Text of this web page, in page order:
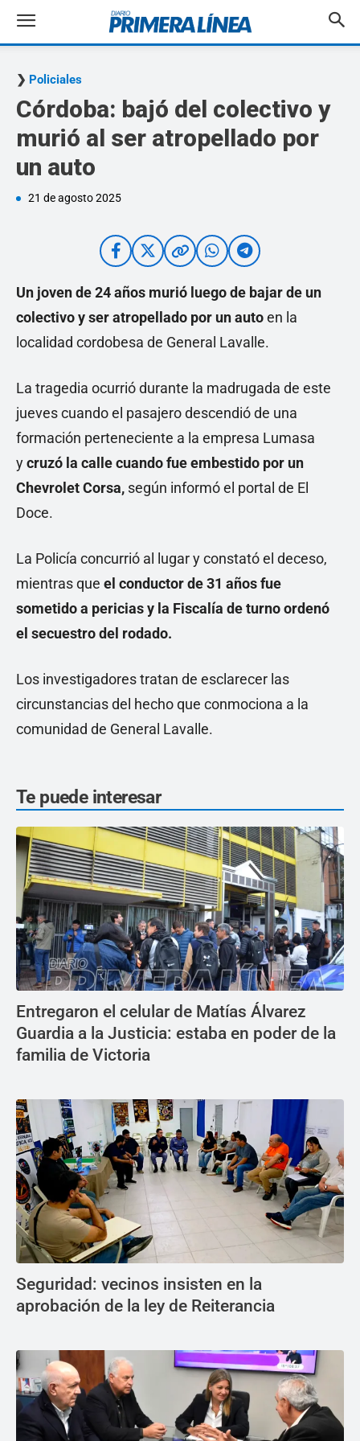
Policiales
Córdoba: bajó del colectivo y
murió al ser atropellado por
un auto
21 de agosto 2025
Un joven de 24 años murió luego de bajar de un
colectivo y ser atropellado por un autoen la
localidad cordobesa de General Lavalle.
La tragedia ocurrió durante la madrugada de este
jueves cuando el pasajero descendió de una
formación perteneciente a la empresa Lumasa
ycruzó la calle cuando fue embestido por un
Chevrolet Corsa, según informó el portal de El
Doce.
La Policía concurrió al lugar y constató el deceso,
mientras que el conductor de 31 años fue
sometido a pericias y la Fiscalía de turno ordenó
el secuestro del rodado.
Los investigadores tratan de esclarecer las
circunstancias del hecho que conmociona a la
comunidad de General Lavalle.
Te puede interesar
Entregaron el celular de Matías Álvarez
Guardia a la Justicia: estaba en poder de la
familia de Victoria
Seguridad: vecinos insisten en la
aprobación de la ley de Reiterancia